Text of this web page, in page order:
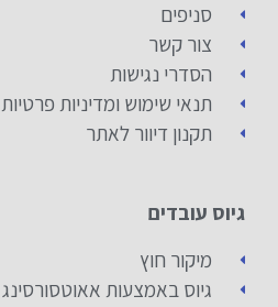
סניפים
צור קשר
הסדרי נגישות
תנאי שימוש ומדיניות פרטיות
תקנון דיוור לאתר
גיוס עובדים
מיקור חוץ
גיוס באמצעות אאוטסורסינג